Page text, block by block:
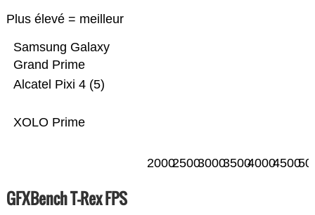
Plus élevé = meilleur
XOLO Prime
Alcatel Pixi 4 (5)
Samsung Galaxy
Grand Prime
200025003000350040004500
GFXBench T-Rex FPS